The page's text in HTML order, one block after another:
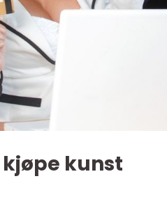
kunst